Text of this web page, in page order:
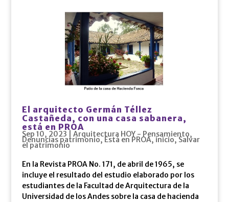
El arquitecto Germán Téllez
Castañeda, con una casa sabanera,
está en PROA
Sep 10, 2023 Arquitectura HOY - Pensamiento,
Denuncias patrimonio, Está en PROA, inicio, Salvar
el patrimonio
En la Revista PROA No. 171, de abril de 1965, se
incluye el resultado del estudio elaborado por los
estudiantes de la Facultad de Arquitectura de la
Universidad de los Andes sobre la casa de hacienda